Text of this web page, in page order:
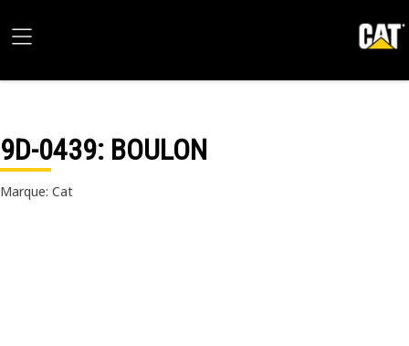
9D-0439: BOULON
Marque: Cat